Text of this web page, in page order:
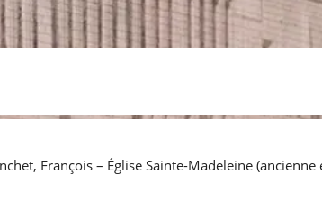
François – Église Sainte-Madeleine